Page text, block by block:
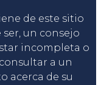
de este sitio
un consejo
incompleta o
a un
acerca de su